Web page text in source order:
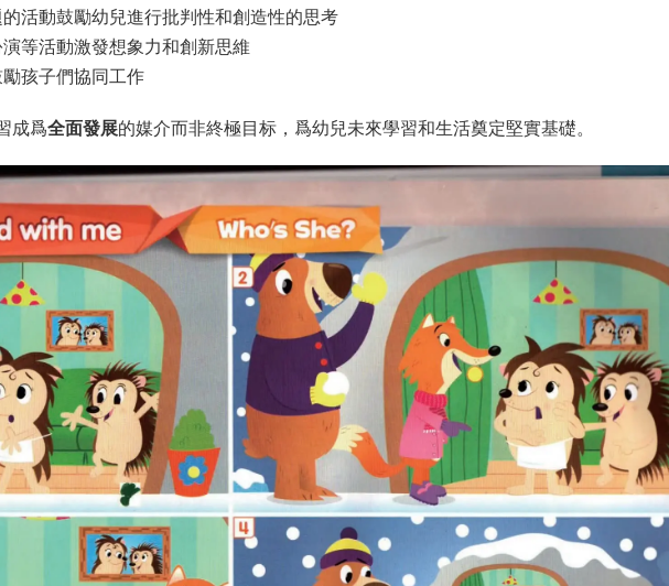
的活動鼓勵幼兒進行批判性和創造性的思考
演等活動激發想象力和創新思維
勵孩子們協同工作
成爲全面發展的媒介而非終極目标，爲幼兒未來學習和生活奠定堅實基礎。